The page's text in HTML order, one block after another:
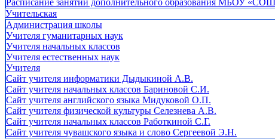
Расписание занятий дополнительного образования МБОУ
Учительская
Администрация школы
Учителя гуманитарных наук
Учителя начальных классов
Учителя естественных наук
Учителя
Cайт учителя информатики Дыдыкиной А.В.
Сайт учителя начальных классов Бариновой С.И.
Сайт учителя английского языка Мидуковой О.П.
Сайт учителя физической культуры Селезнева А.В.
Сайт учителя начальных классов Работкиной С.Г.
Сайт учителя чувашского языка и слово Сергеевой Э.Н.